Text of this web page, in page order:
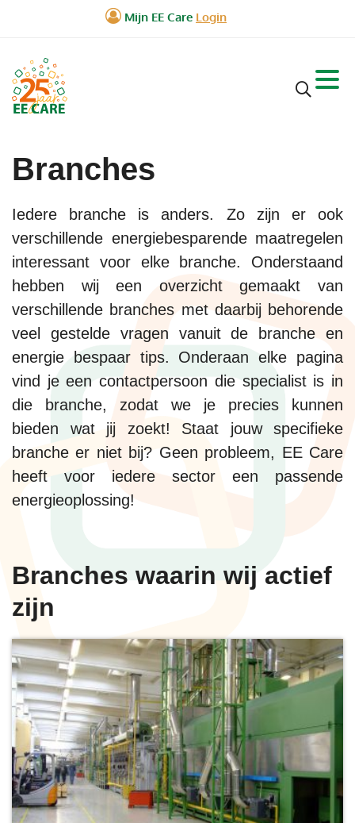
Branches
Iedere branche is anders. Zo zijn er ook
verschillende energiebesparende maatregelen
interessant voor elke branche. Onderstaand
hebben wij een overzicht gemaakt van
verschillende branches met daarbij behorende
veel gestelde vragen vanuit de branche en
energie bespaar tips. Onderaan elke pagina
vind je een contactpersoon die specialist is in
die branche, zodat we je precies kunnen
bieden wat jij zoekt! Staat jouw specifieke
branche er niet bij? Geen probleem, EE Care
heeft voor iedere sector een passende
energieoplossing!
Branches waarin wij actief
zijn